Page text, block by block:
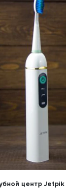
центр Jetpik